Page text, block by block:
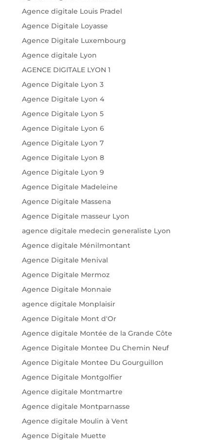
Agence digitale Louis Pradel
Agence Digitale Loyasse
Agence Digitale Luxembourg
Agence digitale Lyon
AGENCE DIGITALE LYON 1
Agence Digitale Lyon 3
Agence Digitale Lyon 4
Agence Digitale Lyon 5
Agence Digitale Lyon 6
Agence Digitale Lyon 7
Agence Digitale Lyon 8
Agence Digitale Lyon 9
Agence Digitale Madeleine
Agence Digitale Massena
Agence Digitale masseur Lyon
agence digitale medecin generaliste Lyon
Agence digitale Ménilmontant
Agence Digitale Menival
Agence Digitale Mermoz
Agence Digitale Monnaie
agence digitale Monplaisir
Agence Digitale Mont d'Or
Agence digitale Montée de la Grande Côte
Agence Digitale Montee Du Chemin Neuf
Agence Digitale Montee Du Gourguillon
Agence Digitale Montgolfier
Agence digitale Montmartre
Agence digitale Montparnasse
Agence digitale Moulin à Vent
Agence Digitale Muette